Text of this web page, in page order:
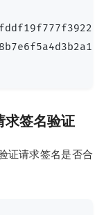
求签名验证
证请求签名是否合